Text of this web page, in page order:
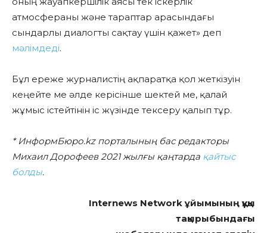
атмосфераны және тараптар арасындағы
сындарлы диалогты сақтау үшін қажет» деп
мәлімдеді.
Бұл ереже журналистің ақпаратқа қол жеткізуін
кеңейте ме әлде керісінше шектей ме, қалай
жұмыс істейтінін іс жүзінде тексеру қалып тұр.
* ИнформБюро.kz порталының бас редакторы
Михаил Дорофеев 2021 жылғы қаңтарда қайтыс
болды.
Internews Network ұйымының құқық
тақырыбындағы